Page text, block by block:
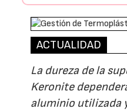
ACTUALIDAD
La dureza de la
Keronite
aluminio utilizada